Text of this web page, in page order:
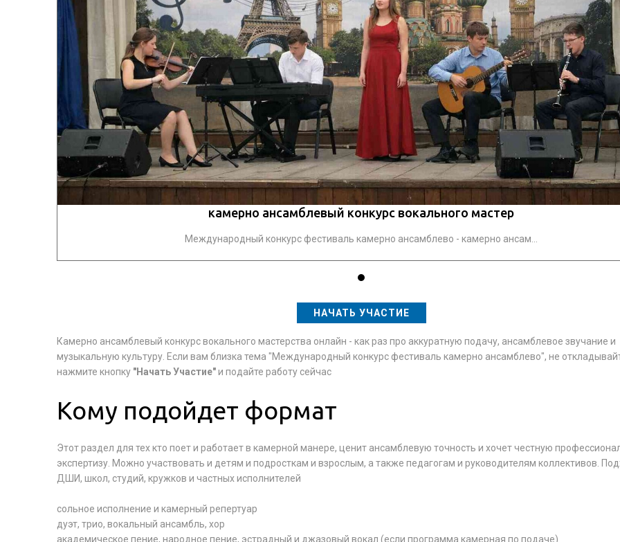
камерно ансамблевый конкурс вокального мастер
Международный конкурс фестиваль камерно ансамблево - камерно ансам...
НАЧАТЬ УЧАСТИЕ
Камерно ансамблевый конкурс вокального мастерства онлайн - как раз про аккуратную подачу, ансамблевое звучание и
музыкальную культуру. Если вам близка тема "Международный конкурс фестиваль камерно ансамблево", не
нажмите кнопку "Начать Участие"и подайте работу сейчас
Кому подойдет формат
Этот раздел для тех кто поет и работает в камерной манере, ценит ансамблевую точность и хочет честную
экспертизу. Можно участвовать и детям и подросткам и взрослым, а также педагогам и руководителям коллективов.
ДШИ, школ, студий, кружков и частных исполнителей
сольное исполнение и камерный репертуар
дуэт, трио, вокальный ансамбль, хор
академическое пение, народное пение, эстрадный и джазовый вокал (если программа камерная по подаче)